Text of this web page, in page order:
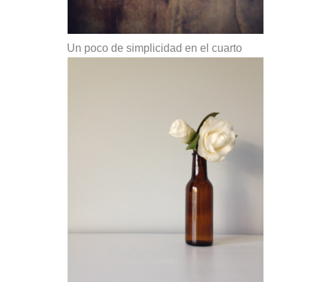
Un poco de simplicidad en el cuarto